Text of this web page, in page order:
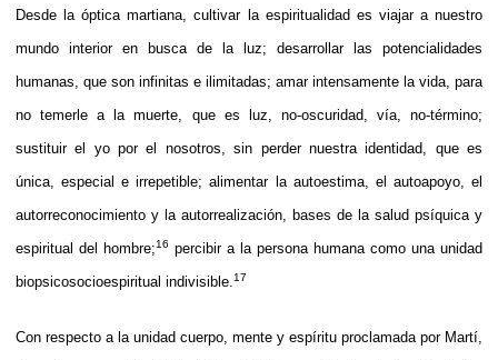
Desde la óptica martiana, cultivar la espiritualidad es viajar a nuestro
mundo interior en busca de la luz; desarrollar las potencialidades
humanas, que son infinitas e ilimitadas; amar intensamente la vida, para
no temerle a la muerte, que es luz, no-oscuridad, vía, no-término;
sustituir el yo por el nosotros, sin perder nuestra identidad, que es
única, especial e irrepetible; alimentar la autoestima, el autoapoyo, el
autorreconocimiento y la autorrealización, bases de la salud psíquica y
espiritual del hombre;16 percibir a la persona humana como una unidad
biopsicosocioespiritual indivisible. 17
Con respecto a la unidad cuerpo, mente y espíritu proclamada por Martí,